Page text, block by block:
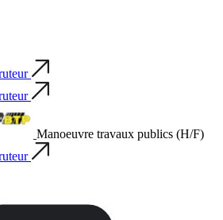
Manoeuvre travaux publics (H/F)